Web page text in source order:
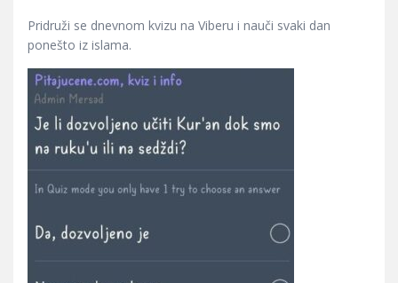
Pridruži se dnevnom kvizu na Viberu i nauči svaki dan
ponešto iz islama.